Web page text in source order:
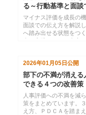
る～行動基準と面
マイナス評価を成長の
面談での伝え方を解説
へ踏み出せる状態をつ
2026年01月05日公開
部下の不満が消え
できる４つの改善策
人事評価への不満を減
策をまとめています。
え方、ＰＤＣＡを踏ま